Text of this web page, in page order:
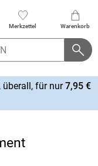
Merkzettel Warenkorb
überall, für nur7,95 €